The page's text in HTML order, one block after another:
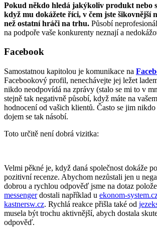
Pokud někdo hledá jakýkoliv produkt nebo
když mu dokážete říci, v čem jste šikovnější
než ostatní hráči na trhu. Působí
na podpoře vaše konkurenty neznají a
Facebook
Samostatnou kapitolou je komunikace na
Facebookový profil, nenechávejte jej ležet
nikdo neodpovídá na zprávy (stalo se mi to v
stejně tak negativně působí, když máte na
hodnocení od vašich klientů. Často se jim nikdo
dojem se tak násobí.
Toto určitě není dobrá vizitka:
Velmi pěkné je, když daná společnost dokáže
pozitivní recenze. Abychom nezůstali jen u
dobrou a rychlou odpověď jsme na dotaz
messengerdostali například u ekonom-
kastnersw.cz. Rychlá reakce přišla také od
musela být trochu aktivnější, abych dostala
odpověď.